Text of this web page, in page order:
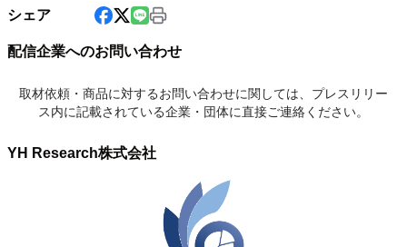
シェア
配信企業へのお問い合わせ
取材依頼・商品に対するお問い合わせに関しては、プレスリリー
ス内に記載されている企業・団体に直接ご連絡ください。
YH Research株式会社